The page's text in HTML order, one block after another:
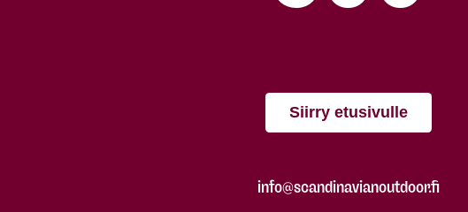
Siirry etusivulle
info@scandinavianoutdoor.fi